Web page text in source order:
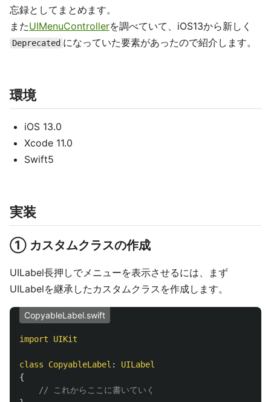
忘録としてまとめます。
またUIMenuControllerを調べていて、iOS13から新しく
Deprecated になっていた要素があったので紹介します。
環境
iOS 13.0
Xcode 11.0
Swift5
実装
① カスタムクラスの作成
UILabel長押しでメニューを表示させるには、まず
UILabelを継承したカスタムクラスを作成します。
CopyableLabel.swift
import UIKit
class CopyableLabel :
UILabel
{
// これからここに書いていく